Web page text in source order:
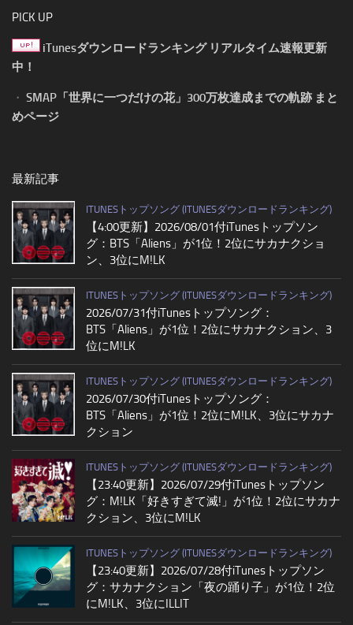
PICK UP
iTunesダウンロードランキング リアルタイム速報更新
中！
・ SMAP「世界に一つだけの花」300万枚達成までの軌跡 まと
めページ
最新記事
ITUNESトップソング (ITUNESダウンロードランキング)
【4:00更新】2026/08/01付iTunesトップソン
グ：BTS「Aliens」が1位！2位にサカナクショ
ン、3位にM!LK
ITUNESトップソング (ITUNESダウンロードランキング)
2026/07/31付iTunesトップソング：
BTS「Aliens」が1位！2位にサカナクション、3
位にM!LK
ITUNESトップソング (ITUNESダウンロードランキング)
2026/07/30付iTunesトップソング：
BTS「Aliens」が1位！2位にM!LK、3位にサカナ
クション
ITUNESトップソング (ITUNESダウンロードランキング)
【23:40更新】2026/07/29付iTunesトップソン
グ：M!LK「好きすぎて滅!」が1位！2位にサカナ
クション、3位にM!LK
ITUNESトップソング (ITUNESダウンロードランキング)
【23:40更新】2026/07/28付iTunesトップソン
グ：サカナクション「夜の踊り子」が1位！2位
にM!LK、3位にILLIT